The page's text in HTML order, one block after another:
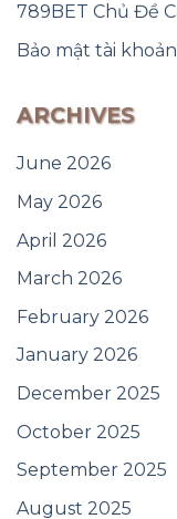
789BET Chủ Đề
Bảo mật tài
ARCHIVES
June 2026
May 2026
April 2026
March 2026
February 2026
January 2026
December 2025
October 2025
September 2025
August 2025